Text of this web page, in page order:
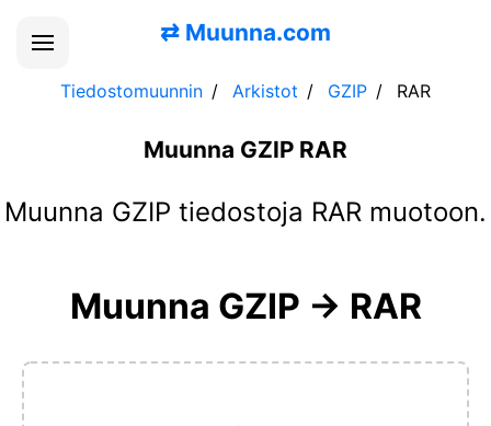
⇄ Muunna.com
Tiedostomuunnin Arkistot GZIP RAR
Muunna GZIP RAR
Muunna GZIP tiedostoja RAR muotoon.
Muunna GZIP → RAR